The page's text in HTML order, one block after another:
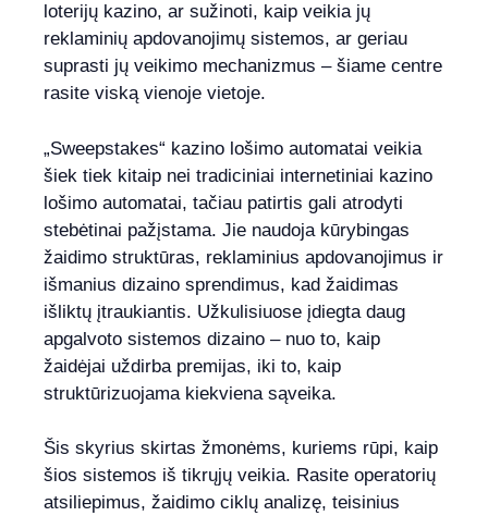
loterijų kazino, ar sužinoti, kaip veikia jų
reklaminių apdovanojimų sistemos, ar geriau
suprasti jų veikimo mechanizmus – šiame centre
rasite viską vienoje vietoje.
„Sweepstakes“ kazino lošimo automatai veikia
šiek tiek kitaip nei tradiciniai internetiniai kazino
lošimo automatai, tačiau patirtis gali atrodyti
stebėtinai pažįstama. Jie naudoja kūrybingas
žaidimo struktūras, reklaminius apdovanojimus ir
išmanius dizaino sprendimus, kad žaidimas
išliktų įtraukiantis. Užkulisiuose įdiegta daug
apgalvoto sistemos dizaino – nuo to, kaip
žaidėjai uždirba premijas, iki to, kaip
struktūrizuojama kiekviena sąveika.
Šis skyrius skirtas žmonėms, kuriems rūpi, kaip
šios sistemos iš tikrųjų veikia. Rasite operatorių
atsiliepimus, žaidimo ciklų analizę, teisinius